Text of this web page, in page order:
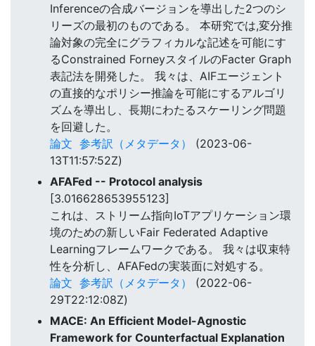
Inferenceの合成バージョンを導出した2つのシ
リーズの最初のものである。 本研究では,変分推
論対象の完全にグラフィカルな記述を可能にす
るConstrained ForneyスタイルのFacter Graph
表記法を開発した。 我々は、AIFエージェント
の直接的なポリシー推論を可能にするアルゴリ
ズムを導出し、長期にわたるスケーリング問題
を回避した。
論文 参考訳（メタデータ）
(2023-06-
13T11:57:52Z)
AFAFed -- Protocol analysis
[3.016628653955123]
これは、ストリーム指向IoTアプリケーション環
境のための新しいFair Federated Adaptive
Learningフレームワークである。 我々は収束特
性を分析し、AFAFedの実装面に対処する。
論文 参考訳（メタデータ）
(2022-06-
29T22:12:08Z)
MACE: An Efficient Model-Agnostic
Framework for Counterfactual Explanation